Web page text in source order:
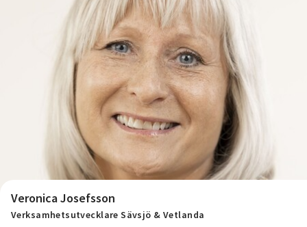
Veronica Josefsson
Verksamhetsutvecklare Sävsjö & Vetlanda